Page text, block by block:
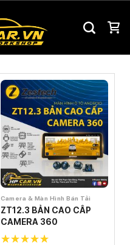
Camera & Màn Hình Bán Tải
ZT12.3 BẢN CAO CẤP
CAMERA 360